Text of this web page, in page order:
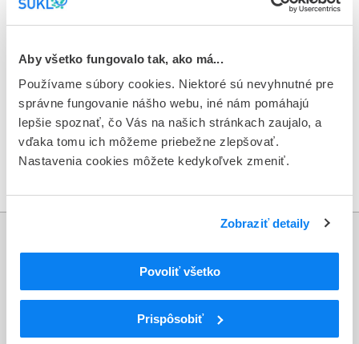
Aby všetko fungovalo tak, ako má...
Používame súbory cookies. Niektoré sú nevyhnutné pre
správne fungovanie nášho webu, iné nám pomáhajú
lepšie spoznať, čo Vás na našich stránkach zaujalo, a
vďaka tomu ich môžeme priebežne zlepšovať.
Nastavenia cookies môžete kedykoľvek zmeniť.
Zobraziť detaily
Povoliť všetko
Prispôsobiť
odcudzené množstvo: 480 balení
svojich dodávateľov liekov.
V prípade podozrenia na výskyt daných balení, bezodkladne
kontaktujte ŠÚKL na: counterfeits@sukl.sk alebo na
telefónnom čísle: 02/50 701 276.
Informácie
Aktuality
Dotazník spokojnosti zákazníka